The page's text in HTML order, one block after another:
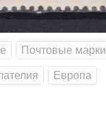
Почтовые марки
Европа